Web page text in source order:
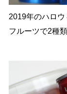
2019年のハロ
フルーツで2種